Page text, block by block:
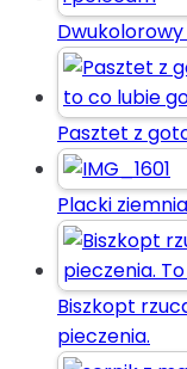
Dwukolorowy
Pasztet z
Placki
Biszkopt
pieczenia.